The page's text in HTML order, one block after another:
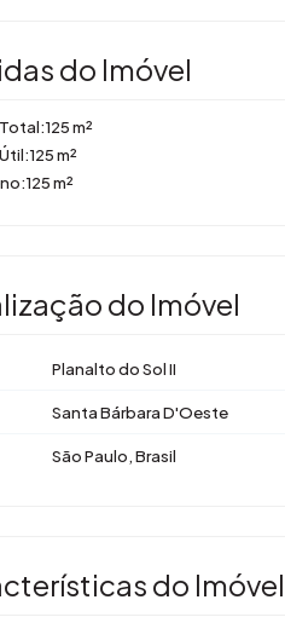
do Imóvel
125 m²
125 m²
125 m²
do Imóvel
Planalto do Sol II
Santa Bárbara D'Oeste
São Paulo, Brasil
do Imóvel